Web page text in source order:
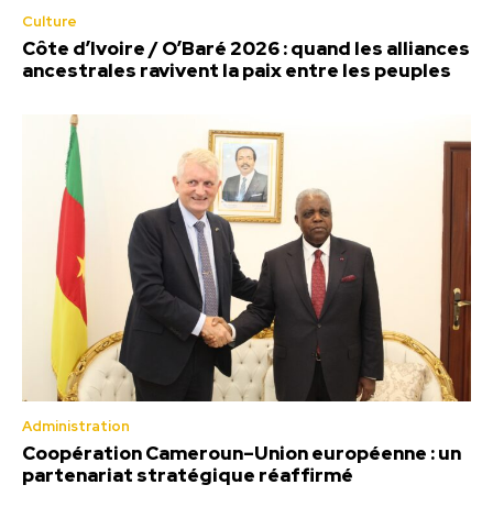
Culture
Côte d’Ivoire / O’Baré 2026 : quand les alliances
ancestrales ravivent la paix entre les peuples
Administration
Coopération Cameroun–Union européenne : un
partenariat stratégique réaffirmé